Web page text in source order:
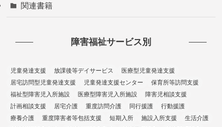
関連書籍
障害福祉サービス別
児童発達支援 放課後等デイサービス
医療型児童発達支援
居宅訪問型児童発達支援
児童発達支援センター
保育所等訪問支援
福祉型障害児入所施設
医療型障害児入所施設
障害児相談支援
計画相談支援
居宅介護 重度訪問介護 同行援護
行動援護
療養介護
重度障害者等包括支援 短期入所 施設入所支援
生活介護